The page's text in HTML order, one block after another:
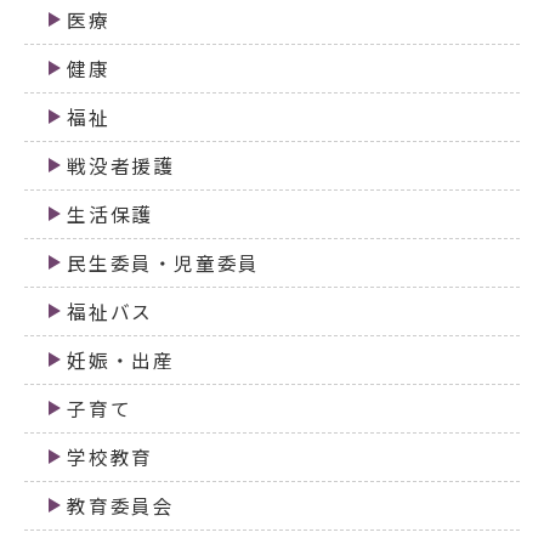
医療
健康
福祉
戦没者援護
生活保護
民生委員・児童委員
福祉バス
妊娠・出産
子育て
学校教育
教育委員会